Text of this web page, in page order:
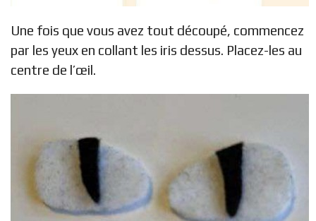
Une fois que vous avez tout découpé, commencez
par les yeux en collant les iris dessus. Placez-les au
centre de l’œil.